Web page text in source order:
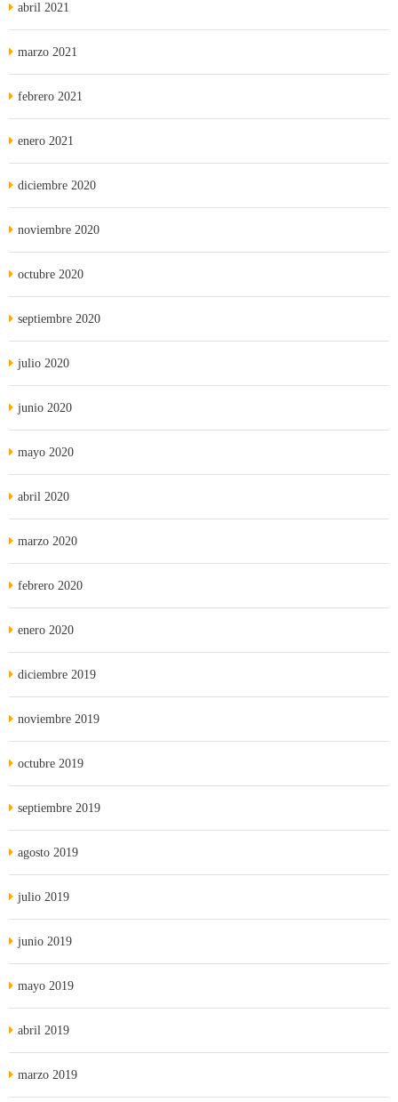
abril 2021
marzo 2021
febrero 2021
enero 2021
diciembre 2020
noviembre 2020
octubre 2020
septiembre 2020
julio 2020
junio 2020
mayo 2020
abril 2020
marzo 2020
febrero 2020
enero 2020
diciembre 2019
noviembre 2019
octubre 2019
septiembre 2019
agosto 2019
julio 2019
junio 2019
mayo 2019
abril 2019
marzo 2019